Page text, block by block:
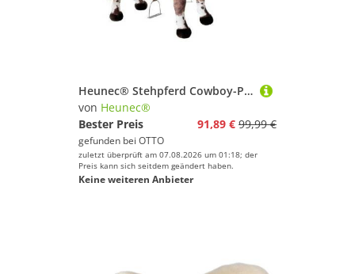
Heunec® Stehpferd Cowboy-Pferd stehend, mit Sound
von Heunec®
Bester Preis
91,89 € 99,99 €
gefunden bei OTTO
zuletzt überprüft am 07.08.2026 um 01:18; der
Preis kann sich seitdem geändert haben.
Keine weiteren Anbieter